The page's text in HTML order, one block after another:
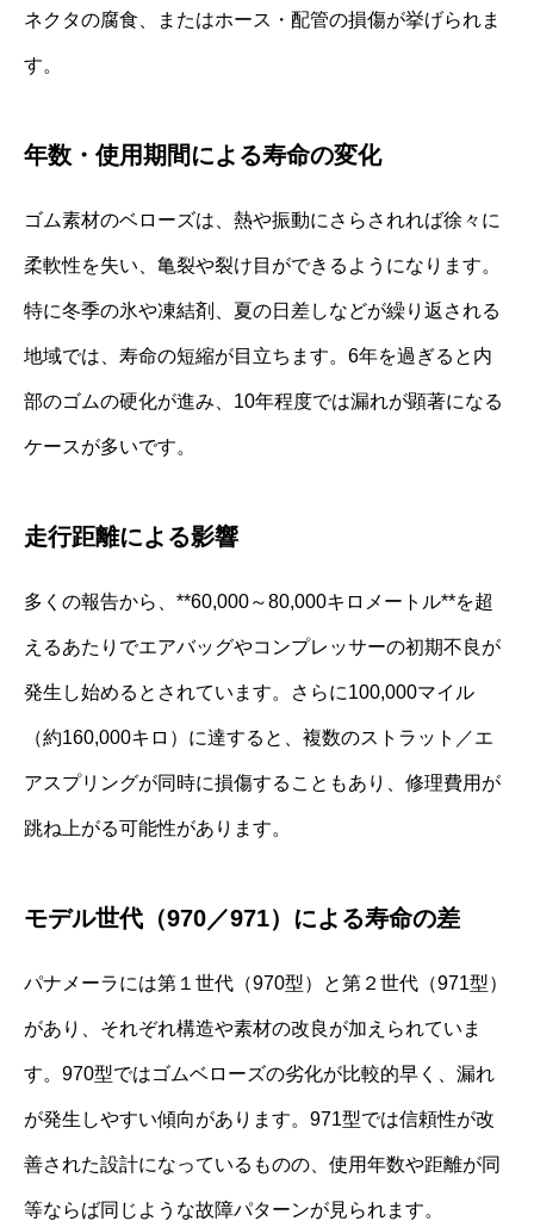
ネクタの腐食、またはホース・配管の損傷が挙げられま
す。
年数・使用期間による寿命の変化
ゴム素材のベローズは、熱や振動にさらされれば徐々に
柔軟性を失い、亀裂や裂け目ができるようになります。
特に冬季の氷や凍結剤、夏の日差しなどが繰り返される
地域では、寿命の短縮が目立ちます。6年を過ぎると内
部のゴムの硬化が進み、10年程度では漏れが顕著になる
ケースが多いです。
走行距離による影響
多くの報告から、**60,000～80,000キロメートル**を超
えるあたりでエアバッグやコンプレッサーの初期不良が
発生し始めるとされています。さらに100,000マイル
（約160,000キロ）に達すると、複数のストラット／エ
アスプリングが同時に損傷することもあり、修理費用が
跳ね上がる可能性があります。
モデル世代（970／971）による寿命の差
パナメーラには第１世代（970型）と第２世代（971型）
があり、それぞれ構造や素材の改良が加えられていま
す。970型ではゴムベローズの劣化が比較的早く、漏れ
が発生しやすい傾向があります。971型では信頼性が改
善された設計になっているものの、使用年数や距離が同
等ならば同じような故障パターンが見られます。